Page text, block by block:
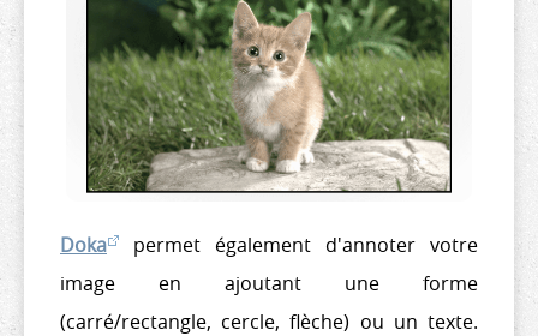
Doka
permet également d'annoter votre
image en ajoutant une forme
(carré/rectangle, cercle, flèche) ou un texte.